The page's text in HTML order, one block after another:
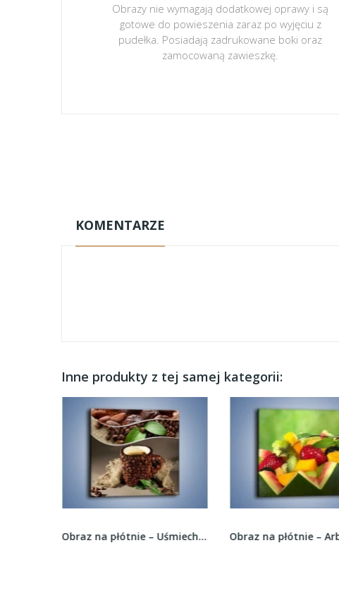
Obrazy nie wymagają dodatkowej oprawy i są
gotowe do powieszenia zaraz po wyjęciu z
pudełka. Posiadają zadrukowane boki oraz
zamocowaną zawieszkę.
KOMENTARZE
Inne produkty z tej samej kategorii:
Obraz na płótnie – Arbuzowa misa z owocami –...